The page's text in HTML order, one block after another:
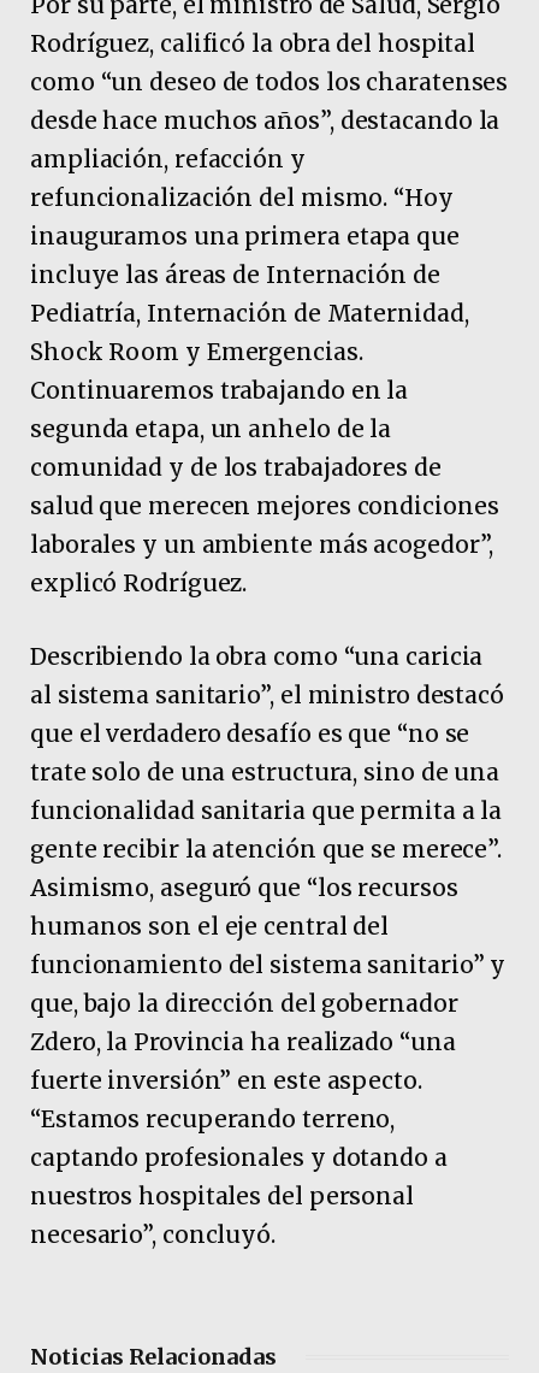
Rodríguez, calificó la obra del hospital
como “un deseo de todos los charatenses
desde hace muchos años”, destacando la
ampliación, refacción y
refuncionalización del mismo. “Hoy
inauguramos una primera etapa que
incluye las áreas de Internación de
Pediatría, Internación de Maternidad,
Shock Room y Emergencias.
Continuaremos trabajando en la
segunda etapa, un anhelo de la
comunidad y de los trabajadores de
salud que merecen mejores condiciones
laborales y un ambiente más acogedor”,
explicó Rodríguez.
Describiendo la obra como “una caricia
al sistema sanitario”, el ministro destacó
que el verdadero desafío es que “no se
trate solo de una estructura, sino de una
funcionalidad sanitaria que permita a la
gente recibir la atención que se merece”.
Asimismo, aseguró que “los recursos
humanos son el eje central del
funcionamiento del sistema sanitario” y
que, bajo la dirección del gobernador
Zdero, la Provincia ha realizado “una
fuerte inversión” en este aspecto.
“Estamos recuperando terreno,
captando profesionales y dotando a
nuestros hospitales del personal
necesario”, concluyó.
Noticias Relacionadas